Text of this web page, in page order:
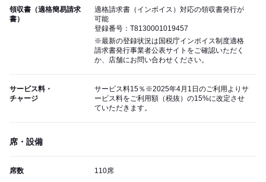
領収書（適格簡易請求
書）
適格請求書（インボイス）対応の領収書発行が
可能
登録番号：T8130001019457
※最新の登録状況は国税庁インボイス制度適格
請求書発行事業者公表サイトをご確認いただく
か、店舗にお問い合わせください。
サービス料・
チャージ
サービス料15％※2025年4月1日のご利用よりサ
ービス料をご利用額（税抜）の15%に改定させ
ていただきます。
席・設備
席数 110席